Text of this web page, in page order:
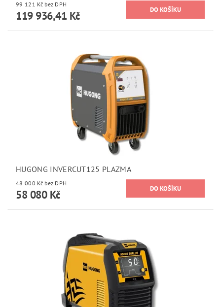
99 121 Kč bez DPH
119 936,41 Kč
HUGONG INVERCUT125 PLAZMA
48 000 Kč bez DPH
58 080 Kč